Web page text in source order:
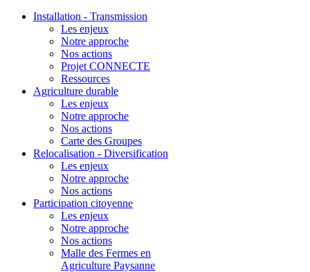
Installation - Transmission
Les enjeux
Notre approche
Nos actions
Projet CONNECTE
Ressources
Agriculture durable
Les enjeux
Notre approche
Nos actions
Carte des Groupes
Relocalisation - Diversification
Les enjeux
Notre approche
Nos actions
Participation citoyenne
Les enjeux
Notre approche
Nos actions
Malle des Fermes en
Agriculture Paysanne